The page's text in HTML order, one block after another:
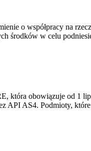
o współpracy na
środków w celu
która obowiązuje od 1
API AS4. Podmioty,